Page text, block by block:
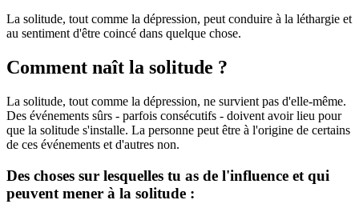
La solitude, tout comme la dépression, peut conduire à la léthargie et
au sentiment d'être coincé dans quelque chose.
Comment naît la solitude ?
La solitude, tout comme la dépression, ne survient pas d'elle-même.
Des événements sûrs - parfois consécutifs - doivent avoir lieu pour
que la solitude s'installe. La personne peut être à l'origine de certains
de ces événements et d'autres non.
Des choses sur lesquelles tu as de l'influence et qui
peuvent mener à la solitude :